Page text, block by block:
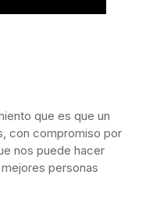
que es que un
con compromiso por
nos puede hacer
personas